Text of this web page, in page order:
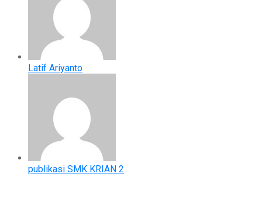
Latif Ariyanto
publikasi SMK KRIAN 2